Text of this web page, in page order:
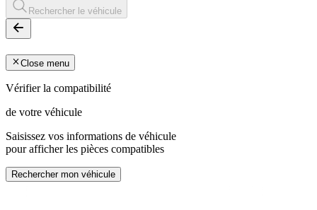
Rechercher le véhicule
Close menu
Vérifier la compatibilité
de votre véhicule
Saisissez vos informations de véhicule
pour afficher les pièces compatibles
Rechercher mon véhicule